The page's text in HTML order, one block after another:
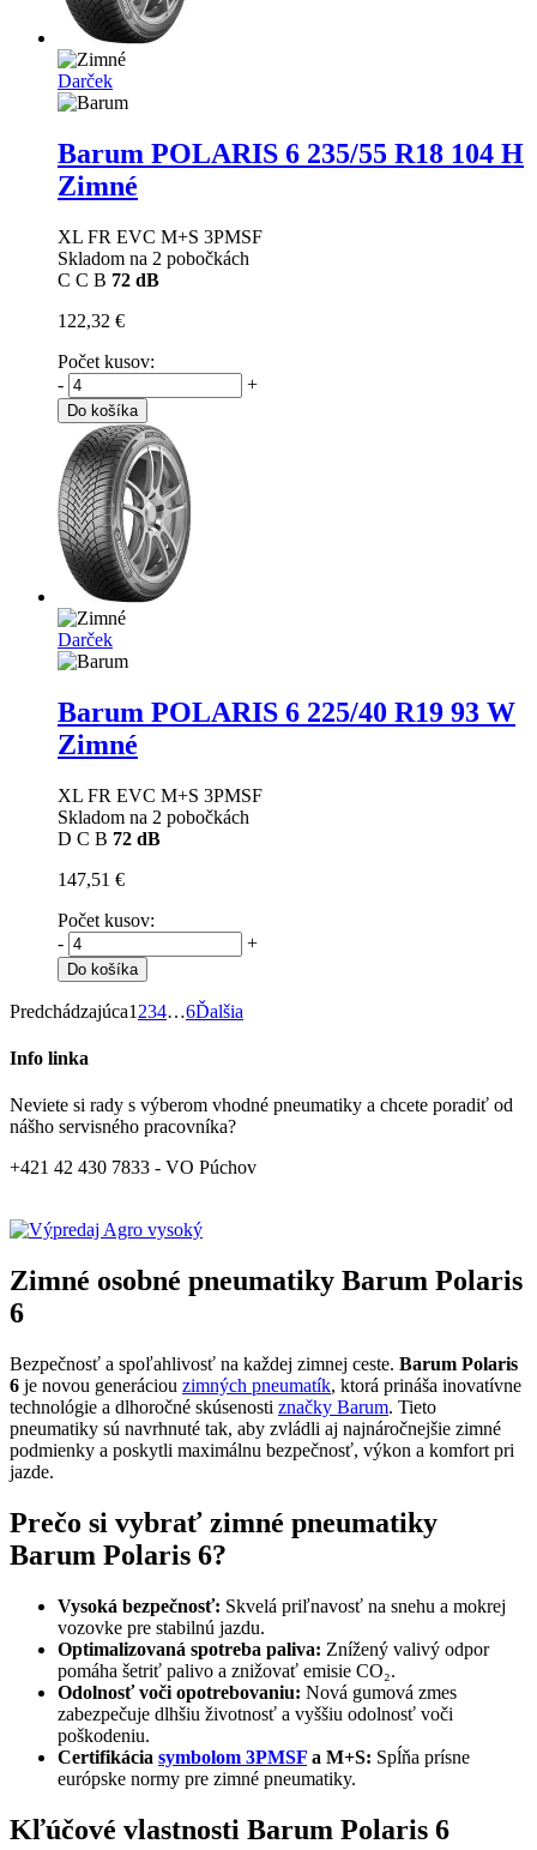
Darček
Barum POLARIS 6 235/55 R18 104 H
Zimné
XL FR EVC M+S 3PMSF
Skladom na 2 pobočkách
C C B 72 dB
122,32 €
Počet kusov:
-
+
Do košíka
Darček
Barum POLARIS 6 225/40 R19 93 W
Zimné
XL FR EVC M+S 3PMSF
Skladom na 2 pobočkách
D C B 72 dB
147,51 €
Počet kusov:
-
+
Do košíka
Predchádzajúca1 234…6Ďalšia
Info linka
Neviete si rady s výberom vhodné pneumatiky a chcete poradiť od
nášho servisného pracovníka?
+421 42 430 7833 - VO Púchov
Zimné osobné pneumatiky Barum Polaris
6
Bezpečnosť a spoľahlivosť na každej zimnej ceste. Barum Polaris
6 je novou generáciou zimných pneumatík, ktorá prináša inovatívne
technológie a dlhoročné skúsenosti značky Barum. Tieto
pneumatiky sú navrhnuté tak, aby zvládli aj najnáročnejšie zimné
podmienky a poskytli maximálnu bezpečnosť, výkon a komfort pri
jazde.
Prečo si vybrať zimné pneumatiky
Barum Polaris 6?
Vysoká bezpečnosť: Skvelá priľnavosť na snehu a mokrej
vozovke pre stabilnú jazdu.
Optimalizovaná spotreba paliva: Znížený valivý odpor
pomáha šetriť palivo a znižovať emisie CO₂.
Odolnosť voči opotrebovaniu: Nová gumová zmes
zabezpečuje dlhšiu životnosť a vyššiu odolnosť voči
poškodeniu.
Certifikácia symbolom 3PMSF a M+S: Spĺňa prísne
európske normy pre zimné pneumatiky.
Kľúčové vlastnosti Barum Polaris 6